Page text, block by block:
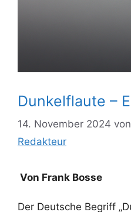
Dunkelflaute –
14. November 2024 von
Redakteur
Von Frank Bosse
Der Deutsche Begriff